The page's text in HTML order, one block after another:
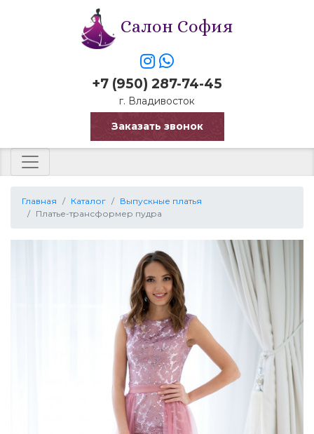
Салон София
+7 (950) 287-74-45
г. Владивосток
Заказать звонок
Главная Каталог
Выпускные платья
Платье-трансформер пудра